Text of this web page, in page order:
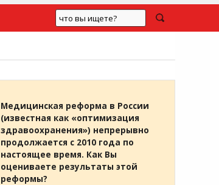
Медицинская реформа в России
(известная как «оптимизация
здравоохранения») непрерывно
продолжается с 2010 года по
настоящее время. Как Вы
оцениваете результаты этой
реформы?